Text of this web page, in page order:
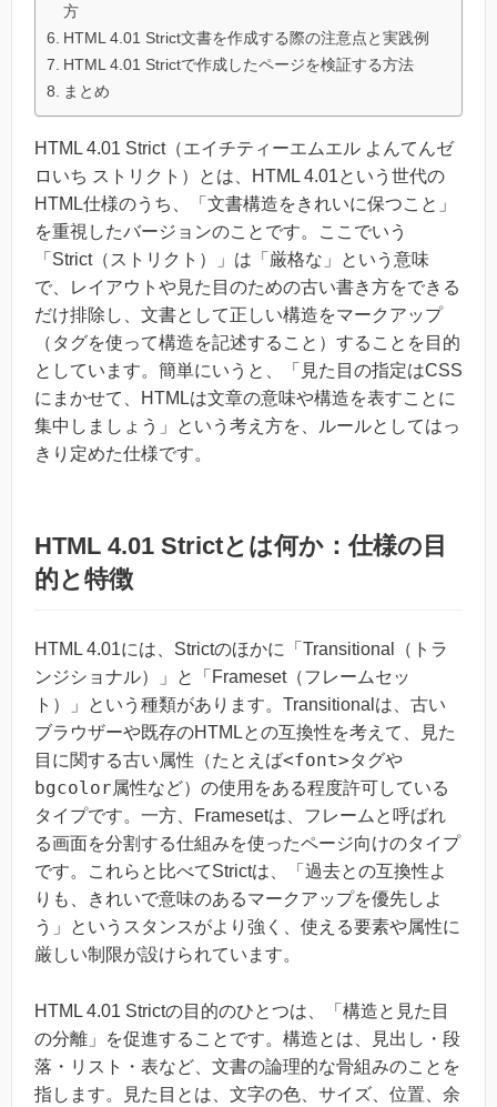
方
HTML 4.01 Strict文書を作成する際の注意点と実践例
HTML 4.01 Strictで作成したページを検証する方法
まとめ
HTML 4.01 Strict（エイチティーエムエル よんてんゼ
ロいち ストリクト）とは、HTML 4.01という世代の
HTML仕様のうち、「文書構造をきれいに保つこと」
を重視したバージョンのことです。ここでいう
「Strict（ストリクト）」は「厳格な」という意味
で、レイアウトや見た目のための古い書き方をできる
だけ排除し、文書として正しい構造をマークアップ
（タグを使って構造を記述すること）することを目的
としています。簡単にいうと、「見た目の指定はCSS
にまかせて、HTMLは文章の意味や構造を表すことに
集中しましょう」という考え方を、ルールとしてはっ
きり定めた仕様です。
HTML 4.01 Strictとは何か：仕様の目
的と特徴
HTML 4.01には、Strictのほかに「Transitional（トラ
ンジショナル）」と「Frameset（フレームセッ
ト）」という種類があります。Transitionalは、古い
ブラウザーや既存のHTMLとの互換性を考えて、見た
目に関する古い属性（たとえば<font>タグや
bgcolor属性など）の使用をある程度許可している
タイプです。一方、Framesetは、フレームと呼ばれ
る画面を分割する仕組みを使ったページ向けのタイプ
です。これらと比べてStrictは、「過去との互換性よ
りも、きれいで意味のあるマークアップを優先しよ
う」というスタンスがより強く、使える要素や属性に
厳しい制限が設けられています。
HTML 4.01 Strictの目的のひとつは、「構造と見た目
の分離」を促進することです。構造とは、見出し・段
落・リスト・表など、文書の論理的な骨組みのことを
指します。見た目とは、文字の色、サイズ、位置、余